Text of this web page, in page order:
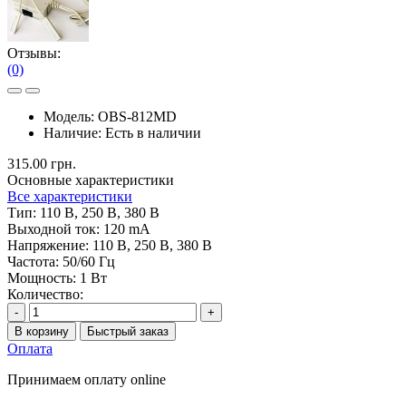
Отзывы:
(0)
Модель: OBS-812MD
Наличие: Есть в наличии
315.00 грн.
Основные характеристики
Все характеристики
Тип: 110 В, 250 В, 380 В
Выходной ток: 120 mA
Напряжение: 110 В, 250 В, 380 В
Частота: 50/60 Гц
Мощность: 1 Вт
Количество:
-
+
В корзину
Быстрый заказ
Оплата
Принимаем оплату online